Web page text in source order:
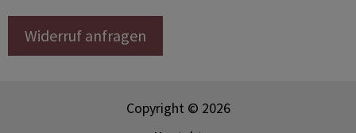
Widerruf anfragen
Copyright © 2026